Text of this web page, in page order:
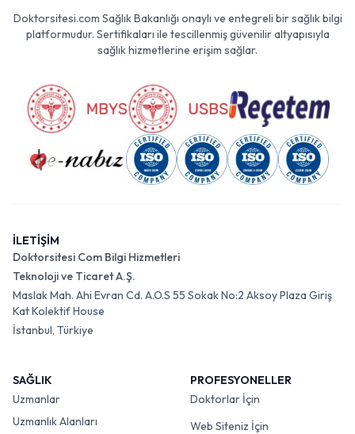
Doktorsitesi.com Sağlık Bakanlığı onaylı ve entegreli bir sağlık bilgi
platformudur. Sertifikaları ile tescillenmiş güvenilir altyapısıyla
sağlık hizmetlerine erişim sağlar.
İLETİŞİM
Doktorsitesi Com Bilgi Hizmetleri
Teknoloji ve Ticaret A.Ş.
Maslak Mah. Ahi Evran Cd. A.O.S 55 Sokak No:2 Aksoy Plaza Giriş
Kat Kolektif House
İstanbul, Türkiye
SAĞLIK
Uzmanlar
Uzmanlık Alanları
PROFESYONELLER
Doktorlar İçin
Web Siteniz İçin